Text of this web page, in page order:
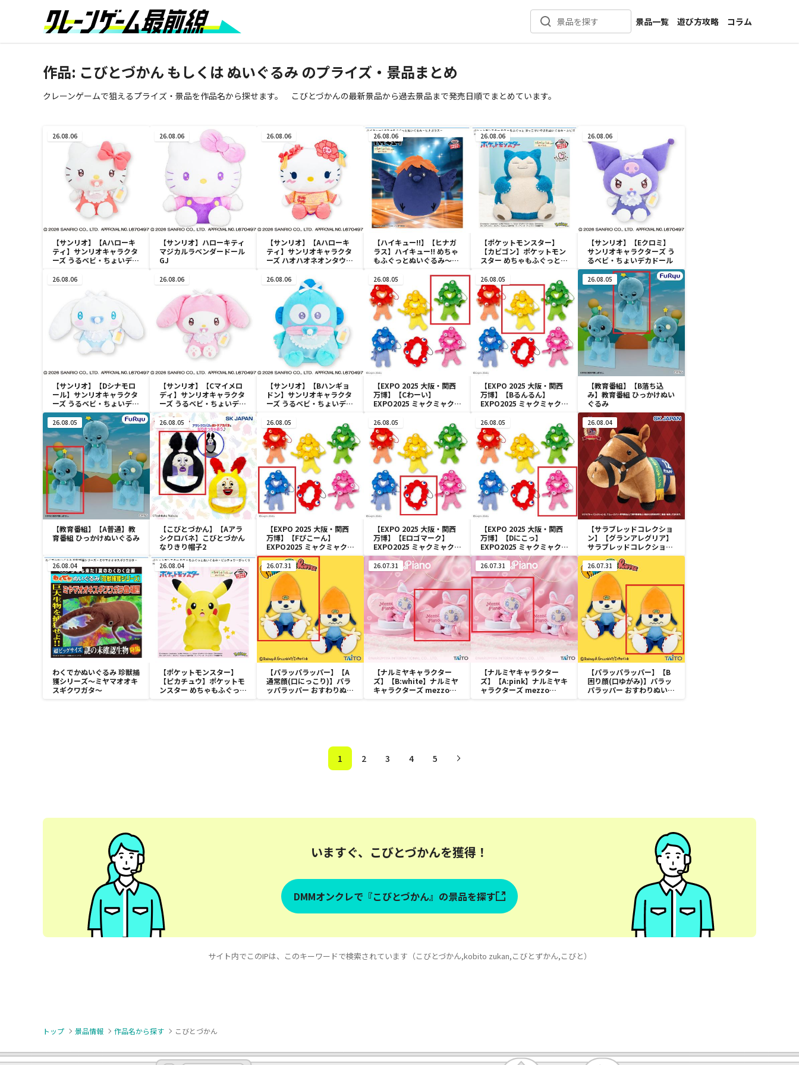
景品を探す
景品一覧
新着景品
遊び方攻略
コラム
インタビュー
作品: こびとづかん もしくは ぬいぐるみ のプライズ・景品まとめ
クレーンゲームで狙えるプライズ・景品を作品名から探せます。 こびとづかんの最新景品から過去景品まで発売日順でまとめています。
26.08.06
【サンリオ】【Aハローキ
ティ】サンリオキャラクタ
ーズ うるベビ・ちょいデカ
26.08.06
【サンリオ】ハローキティ
マジカルラベンダードール
GJ
26.08.06
【サンリオ】【Aハローキ
ティ】サンリオキャラクタ
ーズ ハオハオネオンタウン
26.08.06
【ハイキュー!!】【ヒナガ
ラス】ハイキュー!! めちゃ
もふぐっとぬいぐるみ～ヒ
26.08.06
【ポケットモンスター】
【カビゴン】ポケットモン
スター めちゃもふぐっと
み～カビゴン～
26.08.06
【サンリオ】【Eクロミ】
サンリオキャラクターズ う
るベビ・ちょいデカドール
26.08.06
【サンリオ】【Dシナモロ
ール】サンリオキャラクタ
ーズ うるベビ・ちょいデカ
ドール
26.08.06
【サンリオ】【Cマイメロ
ディ】サンリオキャラクタ
ーズ うるベビ・ちょいデカ
ドール
26.08.06
【サンリオ】【Bハンギョ
ドン】サンリオキャラクタ
ーズ うるベビ・ちょいデカ
26.08.05
【EXPO 2025 大阪・関西
万博】【Cわーい】
EXPO2025 ミャクミャク
るみ
26.08.05
【EXPO 2025 大阪・関西
万博】【Bるんるん】
EXPO2025 ミャクミャク
るみ
26.08.05
【教育番組】【B落ち込
み】教育番組 ひっかけぬい
ぐるみ
26.08.05
【教育番組】【A普通】教
育番組 ひっかけぬいぐるみ
26.08.05
【こびとづかん】【Aアラ
シクロバネ】こびとづかん
なりきり帽子2
26.08.05
【EXPO 2025 大阪・関西
万博】【Fぴこーん】
EXPO2025 ミャクミャク
カラフルゴム紐付きぬいぐ
るみ
26.08.05
【EXPO 2025 大阪・関西
万博】【Eロゴマーク】
EXPO2025 ミャクミャク
カラフルゴム紐付きぬいぐ
るみ
26.08.05
【EXPO 2025 大阪・関西
万博】【Dにこっ】
EXPO2025 ミャクミャク
カラフルゴム紐付きぬいぐ
るみ
26.08.04
【サラブレッドコレクショ
ン】【グランアレグリア】
サラブレッドコレクション
ふわふわBIG(グランアレグ
リア)
26.08.04
わくでかぬいぐるみ 珍獣捕
獲シリーズ～ミヤマオオキ
スギクワガタ～
26.08.04
【ポケットモンスター】
【ピカチュウ】ポケットモ
ンスター めちゃもふぐっと
26.07.31
【パラッパラッパー】【A
通常顔(口にっこり)】パラ
ッパラッパー おすわりぬい
26.07.31
【ナルミヤキャラクター
ズ】【B:white】ナルミヤ
キャラクターズ mezzo
26.07.31
【ナルミヤキャラクター
ズ】【A:pink】ナルミヤキ
ャラクターズ mezzo
26.07.31
【パラッパラッパー】【B
困り顔(口ゆがみ)】パラッ
パラッパー おすわりぬいぐ
1 2 3 4 5
いますぐ、こびとづかんを獲得！
DMMオンクレで『こびとづかん』の景品を探す
サイト内でこのIPは、このキーワードで検索されています（こびとづかん,kobito zukan,こびとずかん,こびと）
トップ 景品情報 作品名から探す こびとづかん